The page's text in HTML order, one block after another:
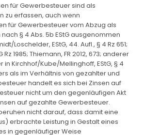
für Gewerbesteuer sind als
zu erfassen, auch wenn
für Gewerbesteuer vom Abzug als
§ 4 Abs. 5b EStG ausgenommen
Loschelder, EStG, 44. Aufl., § 4 Rz 651;
Rz 1985; Thiemann, FR 2012, 673; anderer
in Kirchhof/Kube/Mellinghoff, EStG, § 4
als im Verhältnis von gezahlter und
handelt es sich bei Zinsen auf
nicht um den gegenläufigen Akt
auf gezahlte Gewerbesteuer.
nicht darauf, dass damit eine
erbrachte Leistung in Gestalt eines
in gegenläufiger Weise